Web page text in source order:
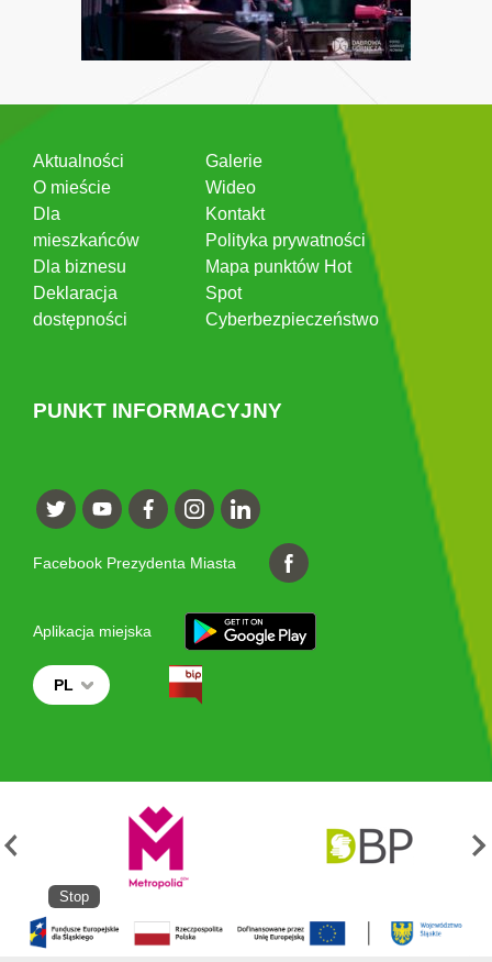
Aktualności
O mieście
Dla
mieszkańców
Dla biznesu
Deklaracja
dostępności
Galerie
Wideo
Kontakt
Polityka prywatności
Mapa punktów Hot
Spot
Cyberbezpieczeństwo
PUNKT INFORMACYJNY
Facebook Prezydenta Miasta
Aplikacja miejska
PL
Stop